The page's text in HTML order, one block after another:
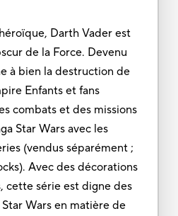
Darth Vader est
de la Force. Devenu
à bien la destruction de
Enfants et fans
combats et des missions
Star Wars avec les
(vendus séparément ;
Avec des décorations
cette série est digne des
Wars en matière de